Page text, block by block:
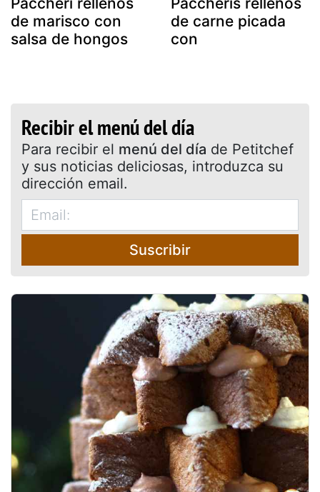
de marisco con
salsa de hongos
de carne picada
con
Recibir el menú del día
Para recibir el menú del día de Petitchef
y sus noticias deliciosas, introduzca su
dirección email.
Suscribir